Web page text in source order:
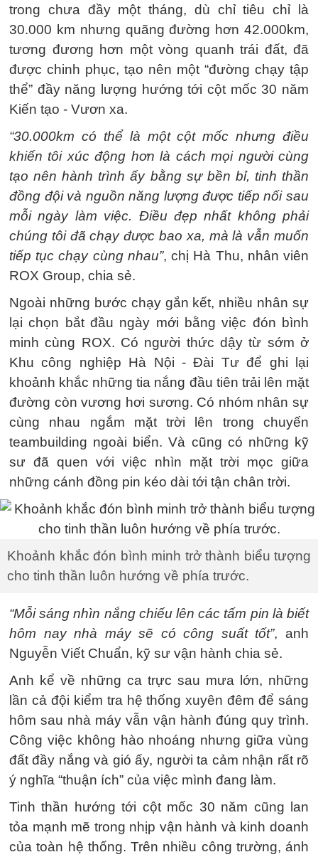
trong chưa đầy một tháng, dù chỉ tiêu chỉ là
30.000 km nhưng quãng đường hơn 42.000km,
tương đương hơn một vòng quanh trái đất, đã
được chinh phục, tạo nên một “đường chạy tập
thể” đầy năng lượng hướng tới cột mốc 30 năm
Kiến tạo - Vươn xa.
“30.000km có thể là một cột mốc nhưng điều
khiến tôi xúc động hơn là cách mọi người cùng
tạo nên hành trình ấy bằng sự bền bỉ, tinh thần
đồng đội và nguồn năng lượng được tiếp nối sau
mỗi ngày làm việc. Điều đẹp nhất không phải
chúng tôi đã chạy được bao xa, mà là vẫn muốn
tiếp tục chạy cùng nhau”, chị Hà Thu, nhân viên
ROX Group, chia sẻ.
Ngoài những bước chạy gắn kết, nhiều nhân sự
lại chọn bắt đầu ngày mới bằng việc đón bình
minh cùng ROX. Có người thức dậy từ sớm ở
Khu công nghiệp Hà Nội - Đài Tư để ghi lại
khoảnh khắc những tia nắng đầu tiên trải lên mặt
đường còn vương hơi sương. Có nhóm nhân sự
cùng nhau ngắm mặt trời lên trong chuyến
teambuilding ngoài biển. Và cũng có những kỹ
sư đã quen với việc nhìn mặt trời mọc giữa
những cánh đồng pin kéo dài tới tận chân trời.
Khoảnh khắc đón bình minh trở thành biểu tượng
cho tinh thần luôn hướng về phía trước.
“Mỗi sáng nhìn nắng chiếu lên các tấm pin là biết
hôm nay nhà máy sẽ có công suất tốt”, anh
Nguyễn Viết Chuẩn, kỹ sư vận hành chia sẻ.
Anh kể về những ca trực sau mưa lớn, những
lần cả đội kiểm tra hệ thống xuyên đêm để sáng
hôm sau nhà máy vẫn vận hành đúng quy trình.
Công việc không hào nhoáng nhưng giữa vùng
đất đầy nắng và gió ấy, người ta cảm nhận rất rõ
ý nghĩa “thuận ích” của việc mình đang làm.
Tinh thần hướng tới cột mốc 30 năm cũng lan
tỏa mạnh mẽ trong nhịp vận hành và kinh doanh
của toàn hệ thống. Trên nhiều công trường, ánh